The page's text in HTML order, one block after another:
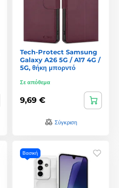
Tech-Protect Samsung
Galaxy A26 5G / A17 4G /
5G, θήκη μπορντό
Σε απόθεμα
9,69 €
Σύγκριση
Βασική